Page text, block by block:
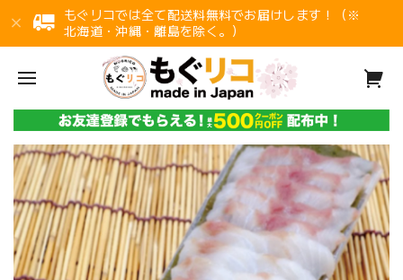
もぐリコでは全て配送料無料でお届けします！（※
北海道・沖縄・離島を除く。）